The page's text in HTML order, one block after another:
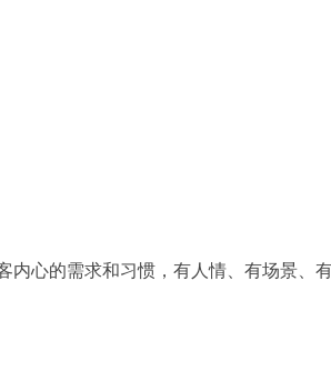
心的需求和习惯，有人情、有场景、